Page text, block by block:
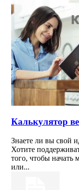
Калькулятор
Знаете ли вы свой
Хотите
того, чтобы начать
или...